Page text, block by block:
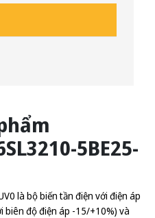
5BE25-
là bộ biến tần điện với điện áp
biên độ điện áp -15/+10%) và